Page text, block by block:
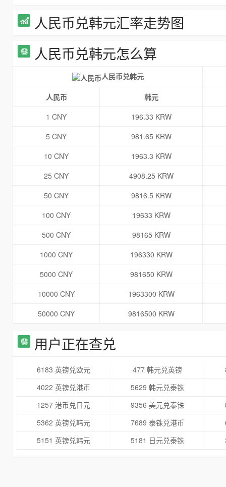
人民币兑韩元汇率走势图
人民币兑韩元怎么算
人民币兑韩元
人民币
韩元
1 CNY
196.33 KRW
5 CNY
981.65 KRW
10 CNY
1963.3 KRW
25 CNY
4908.25 KRW
50 CNY
9816.5 KRW
100 CNY
19633 KRW
500 CNY
98165 KRW
1000 CNY
196330 KRW
5000 CNY
981650 KRW
10000 CNY
1963300 KRW
50000 CNY
9816500 KRW
用户正在查兑
6183 英镑兑欧元 477 韩元兑英镑
4022 英镑兑港币
5629 韩元兑泰铢
1257 港币兑日元
9356 美元兑泰铢
5362 英镑兑韩元
7689 泰铢兑港币
5151 英镑兑韩元
5181 日元兑泰铢